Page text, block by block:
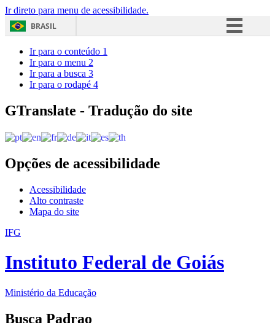
Ir direto para menu de acessibilidade.
BRASIL
Acesso à informação
Ir para o conteúdo 1
Ir para o menu 2
Ir para a busca 3
Ir para o rodapé 4
GTranslate - Tradução do site
Opções de acessibilidade
Acessibilidade
Alto contraste
Mapa do site
IFG
Instituto Federal de Goiás
Ministério da Educação
Busca Padrao